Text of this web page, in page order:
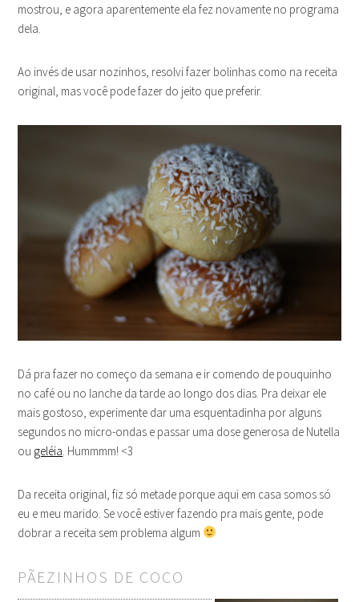
mostrou, e agora aparentemente ela fez novamente no programa
dela.
Ao invés de usar nozinhos, resolvi fazer bolinhas como na receita
original, mas você pode fazer do jeito que preferir.
Dá pra fazer no começo da semana e ir comendo de pouquinho
no café ou no lanche da tarde ao longo dos dias. Pra deixar ele
mais gostoso, experimente dar uma esquentadinha por alguns
segundos no micro-ondas e passar uma dose generosa de Nutella
ou geléia . Hummmm! <3
Da receita original, fiz só metade porque aqui em casa somos só
eu e meu marido. Se você estiver fazendo pra mais gente, pode
dobrar a receita sem problema algum
PÃEZINHOS DE COCO